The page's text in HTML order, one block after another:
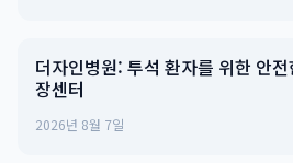
더자인병원: 투석 환자를 위한 안
장센터
2026년 8월 7일